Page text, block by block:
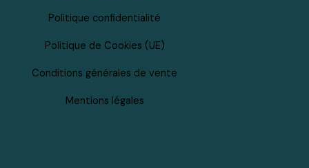
Politique confidentialité
Politique de Cookies (UE)
Conditions générales de vente
Mentions légales